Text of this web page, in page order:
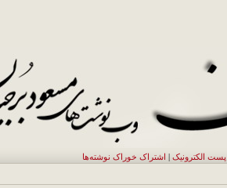
پست الکترونيک | اشتراک خوراک نوشته‌ها